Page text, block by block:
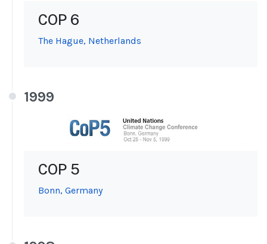
COP 6
The Hague, Netherlands
1999
COP 5
Bonn, Germany